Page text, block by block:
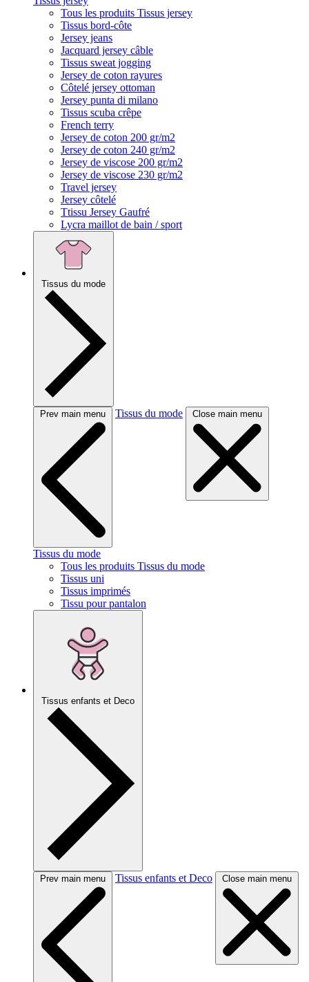
Tous les produits Tissus jersey
Tissus bord-côte
Jersey jeans
Jacquard jersey câble
Tissus sweat jogging
Jersey de coton rayures
Côtelé jersey ottoman
Jersey punta di milano
Tissus scuba crêpe
French terry
Jersey de coton 200 gr/m2
Jersey de coton 240 gr/m2
Jersey de viscose 200 gr/m2
Jersey de viscose 230 gr/m2
Travel jersey
Jersey côtelé
Ttissu Jersey Gaufré
Lycra maillot de bain / sport
Tissus du mode
Prev main menu Tissus du mode Close main menu
Tissus du mode
Tous les produits Tissus du mode
Tissus uni
Tissus imprimés
Tissu pour pantalon
Tissus enfants et Deco
Prev main menu Tissus enfants et Deco Close main menu